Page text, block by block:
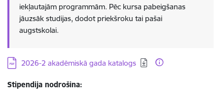
iekļautajām programmām. Pēc kursa pabeigšanas
jāuzsāk studijas, dodot priekšroku tai pašai
augstskolai.
Lejupielādēt:
2026-2 akadēmiskā gada katalogs
Stipendija nodrošina: